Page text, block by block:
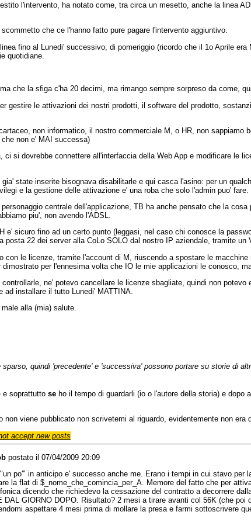
l'intervento, ha notato come, tra circa un mesetto, anche la linea
che ce l'hanno fatto pure pagare l'intervento aggiuntivo.
fino al Lunedi' successivo, di pomeriggio (ricordo che il 1o Aprile
quotidiane.
che la sfiga c'ha 20 decimi, ma rimango sempre sorpreso da come,
gestire le attivazioni dei nostri prodotti, il software del prodotto,
non informatico, il nostro commerciale M, o HR, non
non e' MAI successa)
ci si dovrebbe connettere all'interfaccia della Web App e modificare le
state inserite bisognava disabilitarle e qui casca l'asino: per un
e la gestione delle attivazione e' una roba che solo l'admin puo' fare.
centrale dell'applicazione, TB ha anche pensato che la
piu', non avendo l'ADSL.
e' sicuro fino ad un certo punto (leggasi, nel caso chi conosce la
posta 22 dei server alla CoLo SOLO dal nostro IP aziendale, tramite un
con le licenze, tramite l'account di M, riuscendo a spostare le
per l'ennesima volta che IO le mie applicazioni le conosco,
ne' potevo cancellare le licenze sbagliate, quindi non
ad installare il tutto Lunedi' MATTINA.
alla (mia) salute.
quindi 'precedente' e 'successiva' possono portare su storie di
e soprattutto seho il tempo di guardarli (io o l'autore della storia) e
non viene pubblicato non scrivetemi al riguardo, evidentemente non era
accept new posts
postato il 07/04/2009 20:09
po'" in anticipo e' successo anche me. Erano i tempi in cui stavo per
la flat di $_nome_che_comincia_per_A. Memore del fatto che per
dicendo che richiedevo la cessazione del contratto a decorrere
DAL GIORNO DOPO. Risultato? 2 mesi a tirare avanti col 56K (che
aspettare 4 mesi prima di mollare la presa e farmi sottoscrivere